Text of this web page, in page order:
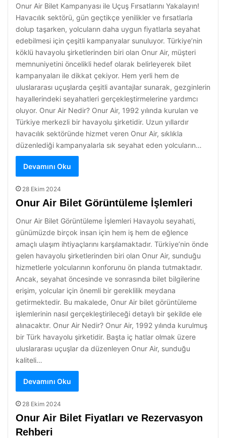
Onur Air Bilet Kampanyası ile Uçuş Fırsatlarını Yakalayın!
Havacılık sektörü, gün geçtikçe yenilikler ve fırsatlarla
dolup taşarken, yolcuların daha uygun fiyatlarla seyahat
edebilmesi için çeşitli kampanyalar sunuluyor. Türkiye’nin
köklü havayolu şirketlerinden biri olan Onur Air, müşteri
memnuniyetini öncelikli hedef olarak belirleyerek bilet
kampanyaları ile dikkat çekiyor. Hem yerli hem de
uluslararası uçuşlarda çeşitli avantajlar sunarak, gezginlerin
hayallerindeki seyahatleri gerçekleştirmelerine yardımcı
oluyor. Onur Air Nedir? Onur Air, 1992 yılında kurulan ve
Türkiye merkezli bir havayolu şirketidir. Uzun yıllardır
havacılık sektöründe hizmet veren Onur Air, sıklıkla
düzenlediği kampanyalarla sık seyahat eden yolcuların…
Devamını Oku
28 Ekim 2024
Onur Air Bilet Görüntüleme İşlemleri
Onur Air Bilet Görüntüleme İşlemleri Havayolu seyahati,
günümüzde birçok insan için hem iş hem de eğlence
amaçlı ulaşım ihtiyaçlarını karşılamaktadır. Türkiye’nin önde
gelen havayolu şirketlerinden biri olan Onur Air, sunduğu
hizmetlerle yolcularının konforunu ön planda tutmaktadır.
Ancak, seyahat öncesinde ve sonrasında bilet bilgilerine
erişim, yolcular için önemli bir gereklilik meydana
getirmektedir. Bu makalede, Onur Air bilet görüntüleme
işlemlerinin nasıl gerçekleştirileceği detaylı bir şekilde ele
alınacaktır. Onur Air Nedir? Onur Air, 1992 yılında kurulmuş
bir Türk havayolu şirketidir. Başta iç hatlar olmak üzere
uluslararası uçuşlar da düzenleyen Onur Air, sunduğu
kaliteli…
Devamını Oku
28 Ekim 2024
Onur Air Bilet Fiyatları ve Rezervasyon
Rehberi